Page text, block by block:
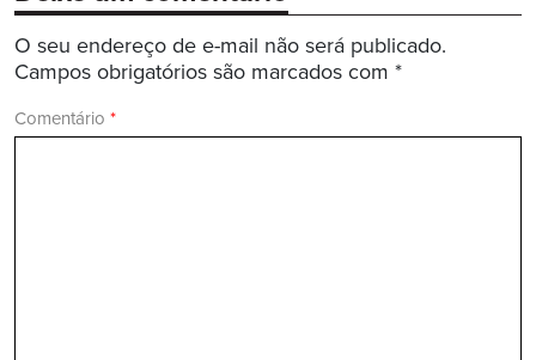
O seu endereço de e-mail não será publicado.
Campos obrigatórios são marcados com *
Comentário *